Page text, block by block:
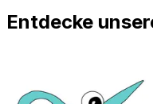
Entdecke